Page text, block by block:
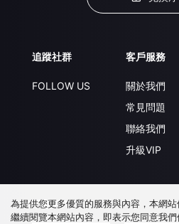
追蹤社群
FOLLOW US
客戶服務
關於我們
常見問題
聯絡我們
升級VIP
下載 APP
為提供您更多優質的服務與內容，本網
繼續閱覽本網站內容，即表示您同意我